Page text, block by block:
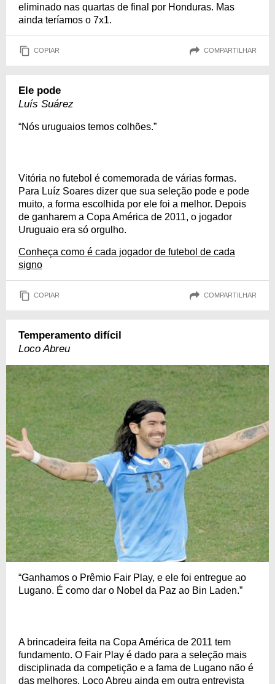
eliminado nas quartas de final por Honduras. Mas
ainda teríamos o 7x1.
COPIAR COMPARTILHAR
Ele pode
Luís Suárez
“Nós uruguaios temos colhões.”
Vitória no futebol é comemorada de várias formas.
Para Luíz Soares dizer que sua seleção pode e pode
muito, a forma escolhida por ele foi a melhor. Depois
de ganharem a Copa América de 2011, o jogador
Uruguaio era só orgulho.
Conheça como é cada jogador de futebol de cada
signo
COPIAR COMPARTILHAR
Temperamento difícil
Loco Abreu
“Ganhamos o Prêmio Fair Play, e ele foi entregue ao
Lugano. É como dar o Nobel da Paz ao Bin Laden.”
A brincadeira feita na Copa América de 2011 tem
fundamento. O Fair Play é dado para a seleção mais
disciplinada da competição e a fama de Lugano não é
das melhores. Loco Abreu ainda em outra entrevista